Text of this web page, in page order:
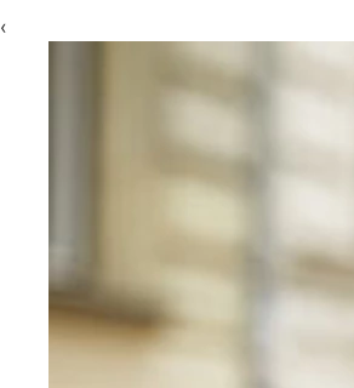
‹